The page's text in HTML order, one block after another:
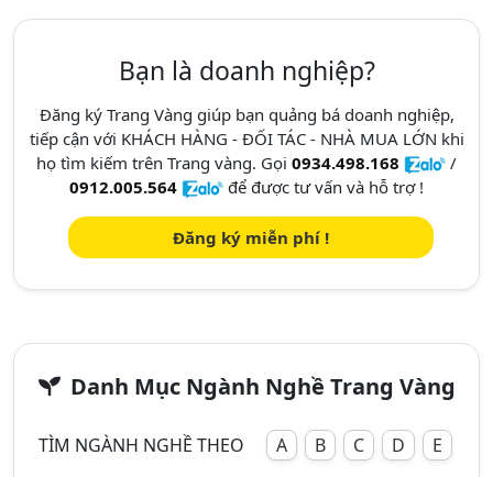
Bạn là doanh nghiệp?
Đăng ký Trang Vàng giúp bạn quảng bá doanh nghiệp,
tiếp cận với KHÁCH HÀNG - ĐỐI TÁC - NHÀ MUA LỚN khi
họ tìm kiếm trên Trang vàng. Gọi 0934.498.168
/
0912.005.564
để được tư vấn và hỗ trợ !
Đăng ký miễn phí !
Danh Mục Ngành Nghề Trang Vàng
TÌM NGÀNH NGHỀ THEO A B C D E